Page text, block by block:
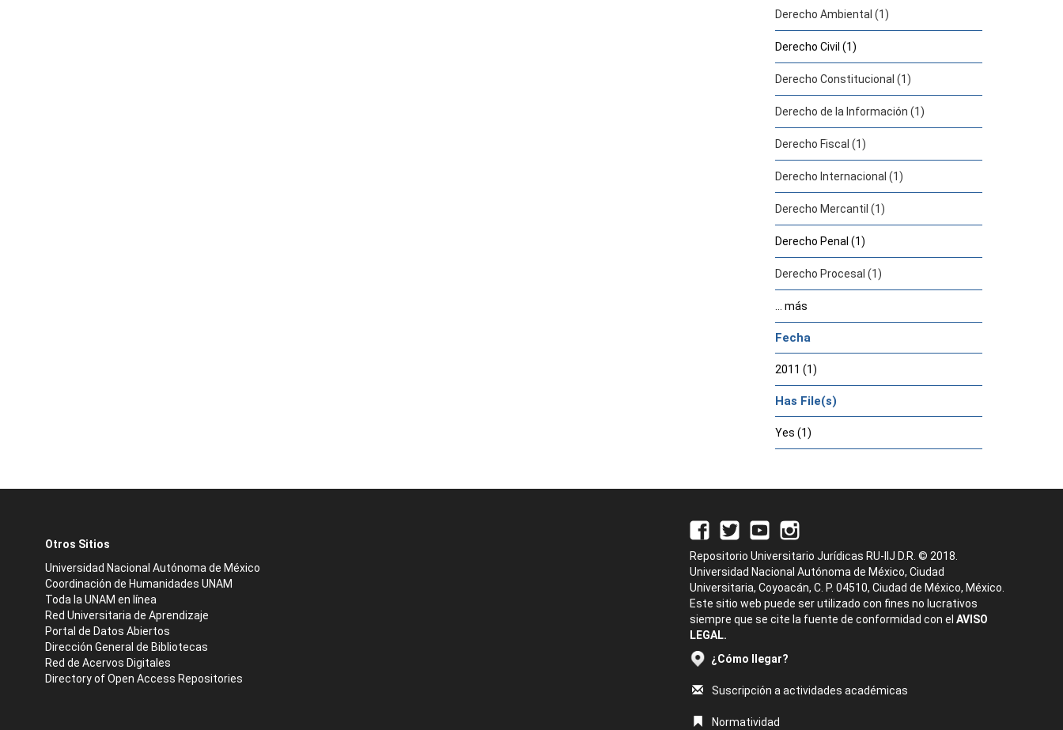
Derecho Ambiental (1)
Derecho Civil (1)
Derecho Constitucional (1)
Derecho de la Información (1)
Derecho Fiscal (1)
Derecho Internacional (1)
Derecho Mercantil (1)
Derecho Penal (1)
Derecho Procesal (1)
... más
Fecha
2011 (1)
Has File(s)
Yes (1)
Otros Sitios
Universidad Nacional Autónoma de México
Coordinación de Humanidades UNAM
Toda la UNAM en línea
Red Universitaria de Aprendizaje
Portal de Datos Abiertos
Dirección General de Bibliotecas
Red de Acervos Digitales
Directory of Open Access Repositories
Repositorio Universitario Jurídicas RU-IIJ D.R. © 2018.
Universidad Nacional Autónoma de México, Ciudad
Universitaria, Coyoacán, C. P. 04510, Ciudad de México, México.
Este sitio web puede ser utilizado con fines no lucrativos
siempre que se cite la fuente de conformidad con el AVISO
LEGAL.
¿Cómo llegar?
Suscripción a actividades académicas
Normatividad